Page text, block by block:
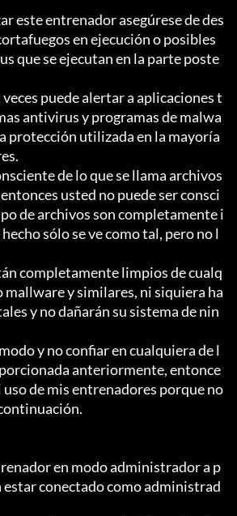
en ejecución o posibles
que se ejecutan en la parte poste
antivirus y programas de malwa
protección utilizada en la mayoría
usted no puede ser consci
de archivos son completamente i
sólo se ve como tal, pero no l
mallware y similares, ni siquiera ha
y no dañarán su sistema de nin
anteriormente, entonce
de mis entrenadores porque no
estar conectado como administrad